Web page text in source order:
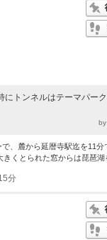
トンネルはテーマパーク
by
、麓から延暦寺駅迄を11分
くとられた窓からは琵琶湖
分